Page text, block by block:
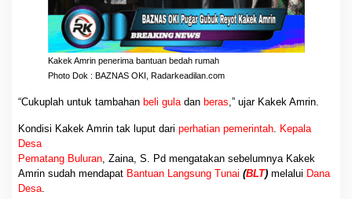
Kakek Amrin penerima bantuan bedah rumah
“Cukuplah untuk tambahanbeli gula danberas,” ujar Kakek Amrin.
Kondisi Kakek Amrin tak luput dari